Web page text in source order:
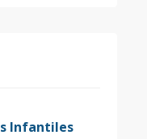
Infantiles